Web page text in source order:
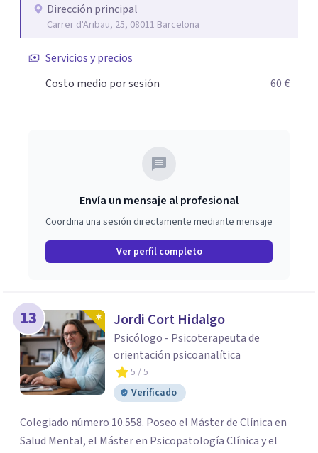
Hipnosis Clínica.
Dirección principal
Carrer d'Aribau, 25, 08011 Barcelona
Servicios y precios
Costo medio por sesión
60 €
Envía un mensaje al profesional
Coordina una sesión directamente mediante mensaje
Ver perfil completo
13 Jordi Cort Hidalgo
Psicólogo - Psicoterapeuta de
orientación psicoanalítica
5 / 5
Verificado
Colegiado número 10.558. Poseo el Máster de Clínica en
Salud Mental, el Máster en Psicopatología Clínica y el